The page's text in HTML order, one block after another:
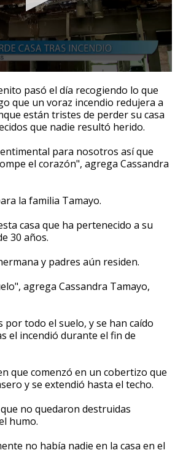
pasó el día recogiendo lo que
que un voraz incendio redujera a
están tristes de perder su casa
que nadie resultó herido.
para nosotros así que
el corazón", agrega Cassandra
la familia Tamayo.
casa que ha pertenecido a su
30 años.
y padres aún residen.
agrega Cassandra Tamayo,
por todo el suelo, y se han caído
el incendió durante el fin de
que comenzó en un cobertizo que
y se extendió hasta el techo.
no quedaron destruidas
humo.
no había nadie en la casa en el